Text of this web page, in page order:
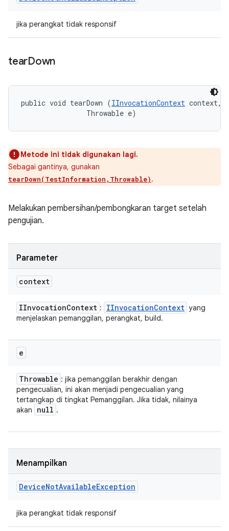
jika perangkat tidak responsif
tearDown
public void tearDown (IInvocationContext context,
                Throwable e)
Metode ini tidak digunakan lagi.
Sebagai gantinya, gunakan
tearDown(TestInformation,Throwable).
Melakukan pembersihan/pembongkaran target setelah
pengujian.
Parameter
context
IInvocationContext : IInvocationContext yang
menjelaskan pemanggilan, perangkat, build.
e
Throwable : jika pemanggilan berakhir dengan
pengecualian, ini akan menjadi pengecualian yang
tertangkap di tingkat Pemanggilan. Jika tidak, nilainya
akan
null .
Menampilkan
DeviceNotAvailableException
jika perangkat tidak responsif